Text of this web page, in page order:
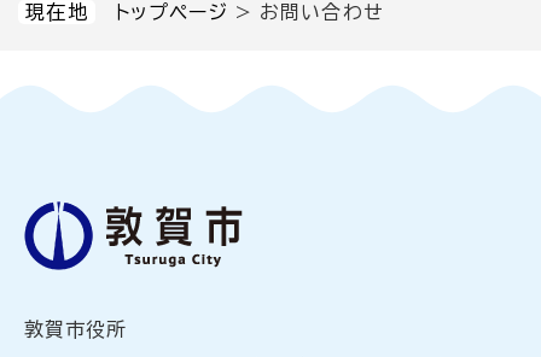
現在地 トップページ > お問い合わせ
敦賀市役所